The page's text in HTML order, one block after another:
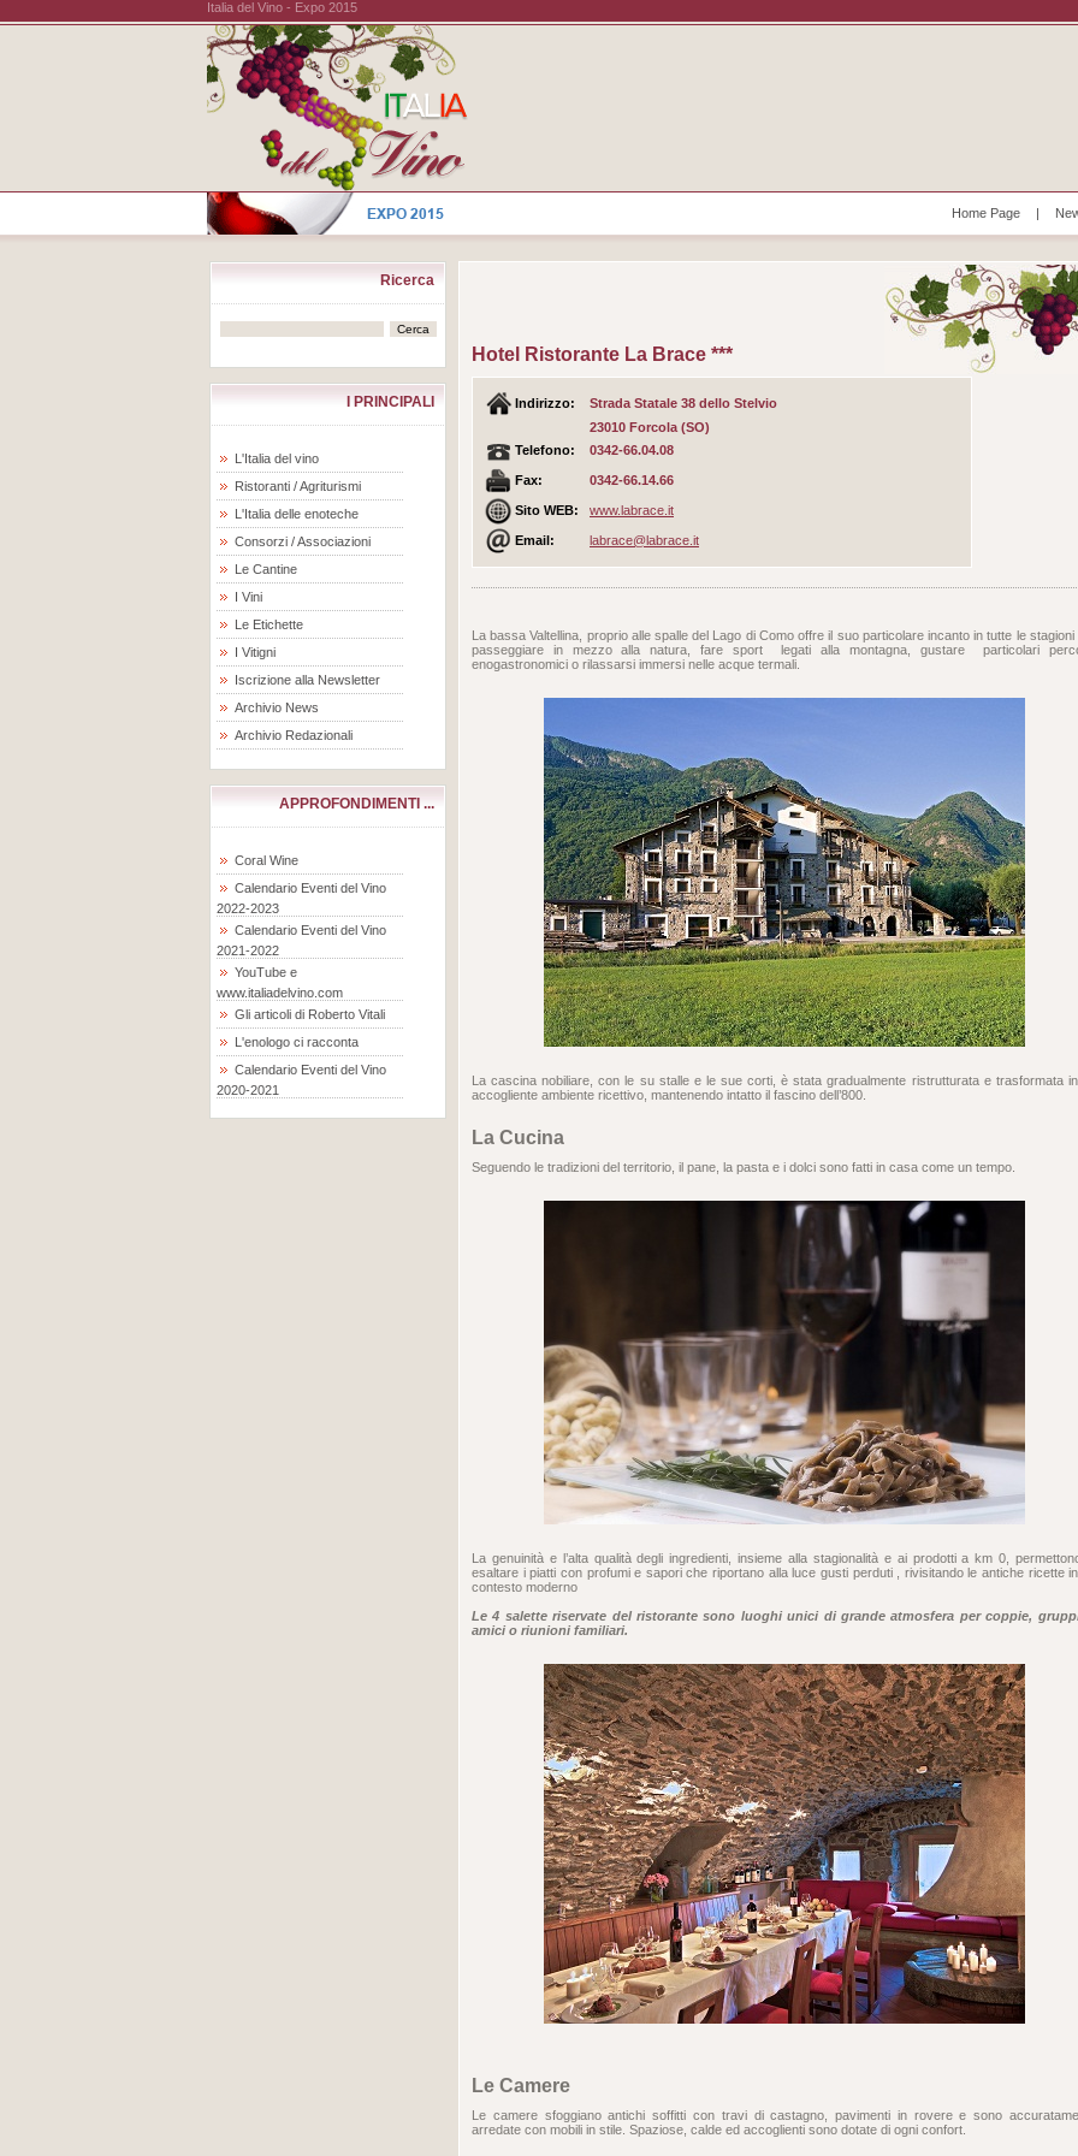
Italia del Vino - Expo 2015
Home Page |
Ricerca
I PRINCIPALI
L'Italia del vino
Ristoranti / Agriturismi
L'Italia delle enoteche
Consorzi / Associazioni
Le Cantine
I Vini
Le Etichette
I Vitigni
Iscrizione alla Newsletter
Archivio News
Archivio Redazionali
APPROFONDIMENTI ...
Coral Wine
Calendario Eventi del Vino
2022-2023
Calendario Eventi del Vino
2021-2022
YouTube e
www.italiadelvino.com
Gli articoli di Roberto Vitali
L'enologo ci racconta
Calendario Eventi del Vino
2020-2021
Hotel Ristorante La Brace ***
Indirizzo:
Strada Statale 38 dello Stelvio
23010 Forcola (SO)
Telefono:
0342-66.04.08
Fax: 0342-66.14.66
Sito WEB: www.labrace.it
Email: labrace@labrace.it
La bassa Valtellina, proprio alle spalle del Lago di Como offre il suo particolare incanto in tutte le stagioni
passeggiare in mezzo alla natura, fare sport legati alla montagna, gustare particolari
enogastronomici o rilassarsi immersi nelle acque termali.
La cascina nobiliare, con le su stalle e le sue corti, è stata gradualmente ristrutturata e trasformata
accogliente ambiente ricettivo, mantenendo intatto il fascino dell’800.
La Cucina
Seguendo le tradizioni del territorio, il pane, la pasta e i dolci sono fatti in casa come un tempo.
La genuinità e l’alta qualità degli ingredienti, insieme alla stagionalità e ai prodotti a km 0,
esaltare i piatti con profumi e sapori che riportano alla luce gusti perduti , rivisitando le antiche ricette
contesto moderno
Le 4 salette riservate del ristorante sono luoghi unici di grande atmosfera per coppie,
amici o riunioni familiari.
Le Camere
Le camere sfoggiano antichi soffitti con travi di castagno, pavimenti in rovere e sono
arredate con mobili in stile. Spaziose, calde ed accoglienti sono dotate di ogni confort.